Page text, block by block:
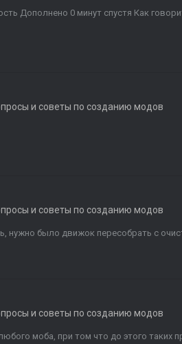
Дополнено 0 минут спустя Как
и советы по созданию модов
и советы по созданию модов
нужно было движок пересобрать с
и советы по созданию модов
моба, при том что до этого таких